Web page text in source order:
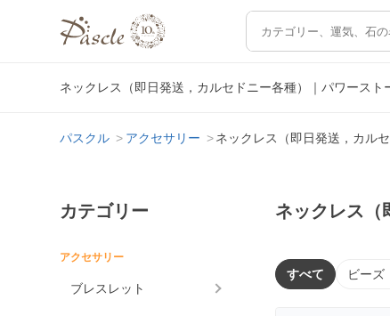
ネックレス（即日発送，カルセドニー各種）｜パワース
パスクル アクセサリー ネックレス（即日発送，カルセ
カテゴリー
アクセサリー
ブレスレット
ネックレス（
すべて ビーズ